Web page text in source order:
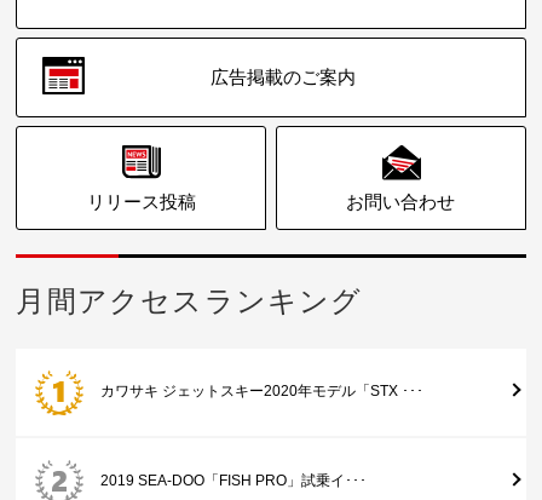
広告掲載のご案内
リリース投稿 お問い合わせ
月間アクセスランキング
カワサキ ジェットスキー2020年モデル「STX ･･･
2019 SEA-DOO「FISH PRO」試乗イ･･･